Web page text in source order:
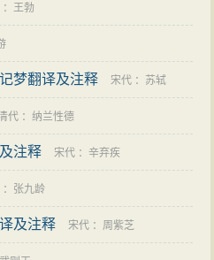
：王勃
梦翻译及注释 宋代 ： 苏轼
代 ：纳兰性德
注释 宋代 ：辛弃疾
： 张九龄
及注释 宋代 ： 周紫芝